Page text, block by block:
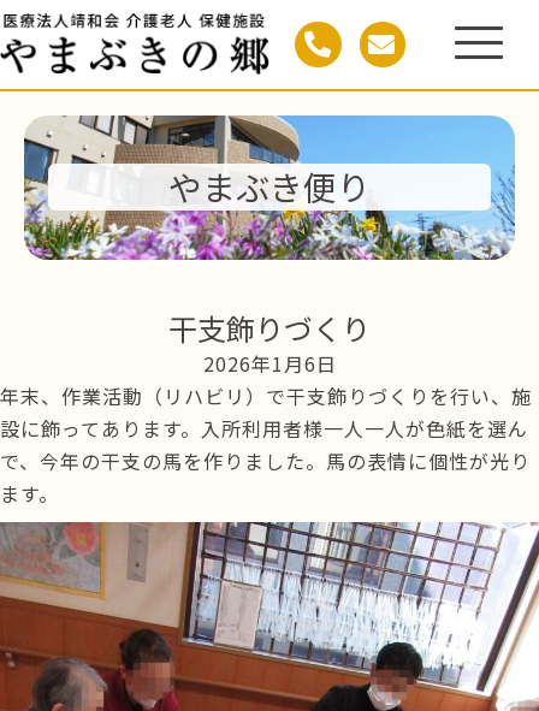
やまぶき便り
干支飾りづくり
2026年1月6日
年末、作業活動（リハビリ）で干支飾りづくりを行い、施
設に飾ってあります。入所利用者様一人一人が色紙を選ん
で、今年の干支の馬を作りました。馬の表情に個性が光り
ます。